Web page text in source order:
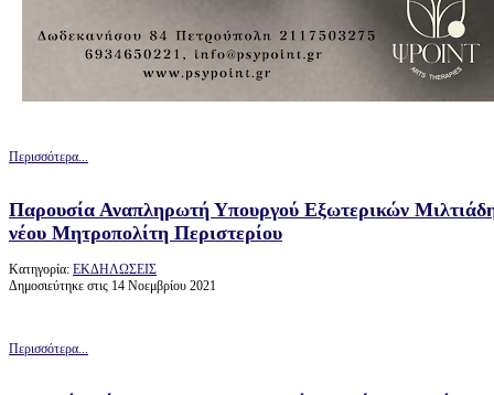
Περισσότερα...
Παρουσία Αναπληρωτή Υπουργού Εξωτερικών
νέου Μητροπολίτη Περιστερίου
Κατηγορία: ΕΚΔΗΛΩΣΕΙΣ
Δημοσιεύτηκε στις 14 Νοεμβρίου 2021
Περισσότερα...